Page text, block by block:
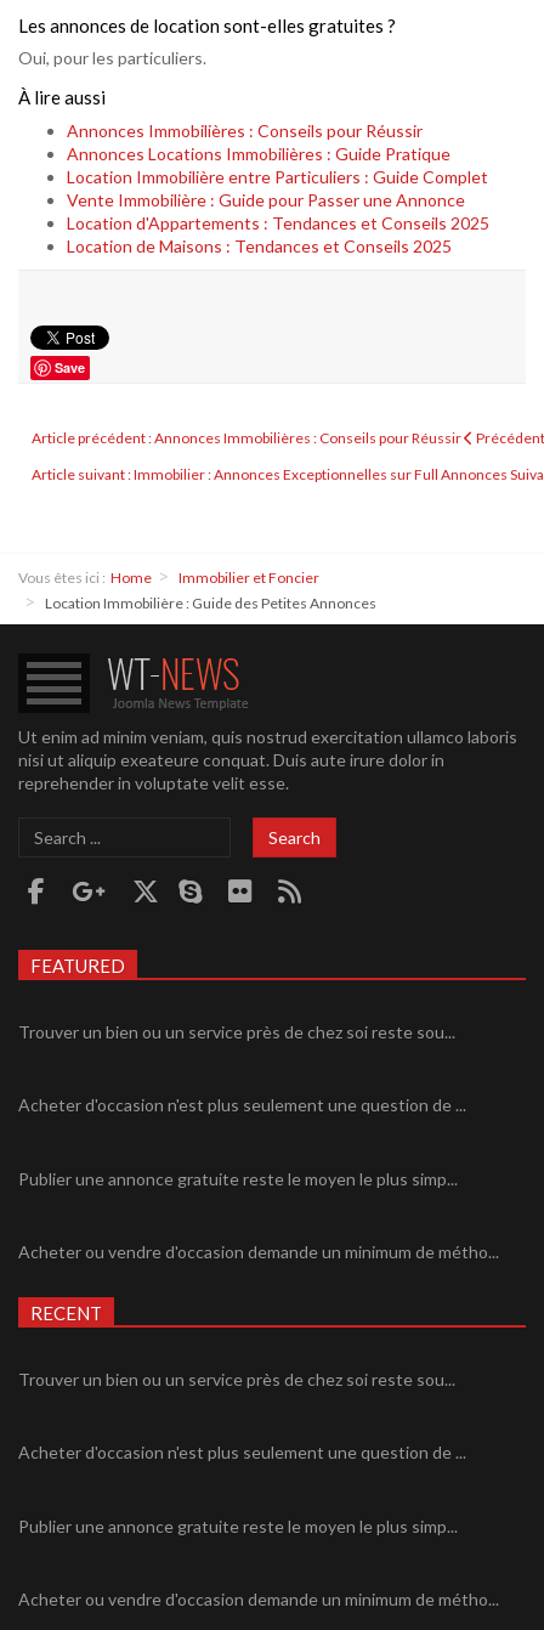
Les annonces de location sont-elles gratuites ?
Oui, pour les particuliers.
À lire aussi
Annonces Immobilières : Conseils pour Réussir
Annonces Locations Immobilières : Guide Pratique
Location Immobilière entre Particuliers : Guide Complet
Vente Immobilière : Guide pour Passer une Annonce
Location d'Appartements : Tendances et Conseils 2025
Location de Maisons : Tendances et Conseils 2025
Save
Article précédent : Annonces Immobilières : Conseils pour Réussir
Précédent
Article suivant : Immobilier : Annonces Exceptionnelles sur Full Annonces
Vous êtes ici : Home
Immobilier et Foncier
Location Immobilière : Guide des Petites Annonces
Ut enim ad minim veniam, quis nostrud exercitation ullamco laboris
nisi ut aliquip exeateure conquat. Duis aute irure dolor in
reprehender in voluptate velit esse.
Search
Search
FEATURED
Trouver un bien ou un service près de chez soi reste sou...
Acheter d'occasion n'est plus seulement une question de ...
Publier une annonce gratuite reste le moyen le plus simp...
Acheter ou vendre d'occasion demande un minimum de métho...
RECENT
Trouver un bien ou un service près de chez soi reste sou...
Acheter d'occasion n'est plus seulement une question de ...
Publier une annonce gratuite reste le moyen le plus simp...
Acheter ou vendre d'occasion demande un minimum de métho...